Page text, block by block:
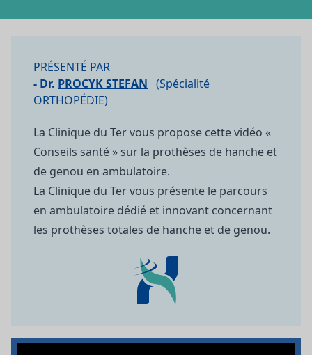
PRÉSENTÉ PAR
- Dr. PROCYK STEFAN (Spécialité
ORTHOPÉDIE)
La Clinique du Ter vous propose cette vidéo «
Conseils santé » sur la prothèses de hanche et
de genou en ambulatoire.
La Clinique du Ter vous présente le parcours
en ambulatoire dédié et innovant concernant
les prothèses totales de hanche et de genou.